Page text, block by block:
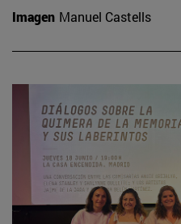
Imagen Manuel Castells